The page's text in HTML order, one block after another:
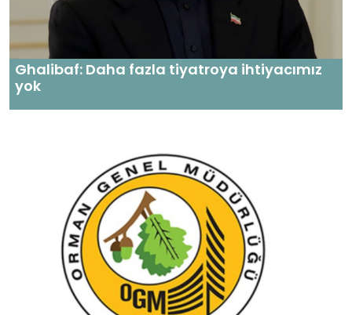
Ghalibaf: Daha fazla tiyatroya ihtiyacımız
yok